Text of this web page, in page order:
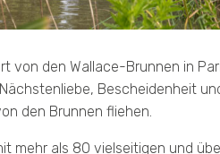
von den Wallace-Brunnen in
Bescheidenheit
den Brunnen fliehen.
mehr als 80 vielseitigen und